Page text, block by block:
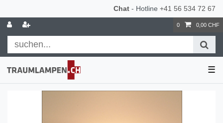
Chat - Hotline +41 56 534 72 67
0 0,00 CHF
☰